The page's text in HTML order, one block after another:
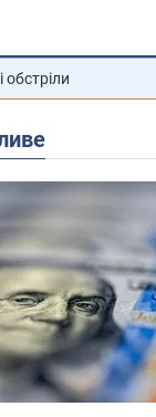
обстріли